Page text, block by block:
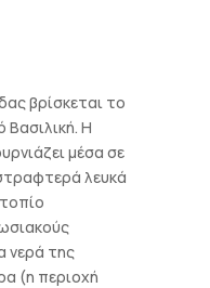
βρίσκεται το
Βασιλική. Η
μέσα σε
λευκά
νερά της
(η περιοχή